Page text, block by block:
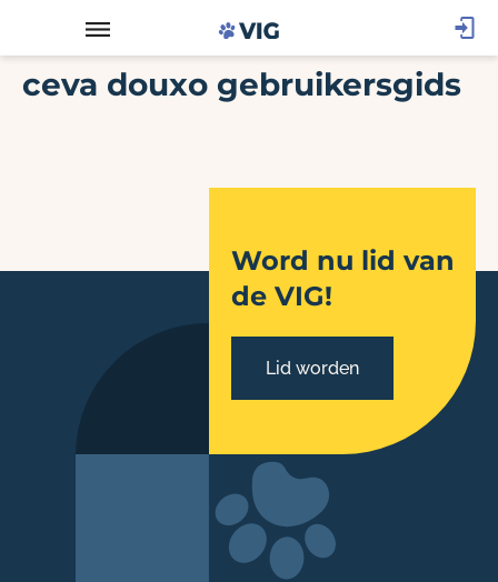
ceva douxo gebruikersgids
Word nu lid van
de VIG!
Lid worden